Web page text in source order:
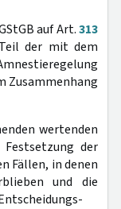
auf Art.313
der mit dem
Zusammenhang
wertenden
der
Fällen, in denen
und die